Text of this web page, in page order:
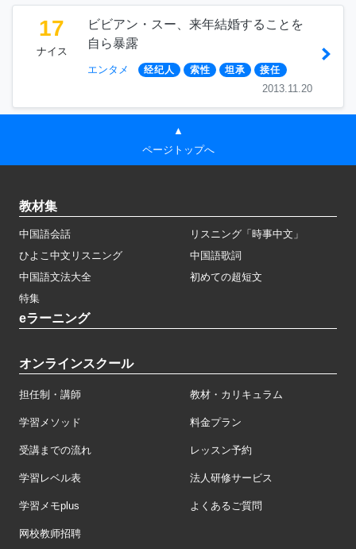
17
ナイス
ビビアン・スー、来年結婚することを
自ら暴露
エンタメ 经纪人 索性 坦承 接任
2013.11.20
▲
ページトップへ
教材集
中国語会話
リスニング「時事中文」
ひよこ中文リスニング
中国語歌詞
中国語文法大全
初めての超短文
特集
eラーニング
オンラインスクール
担任制・講師 教材・カリキュラム
学習メソッド 料金プラン
受講までの流れ レッスン予約
学習レベル表 法人研修サービス
学習メモplus よくあるご質問
网校教师招聘